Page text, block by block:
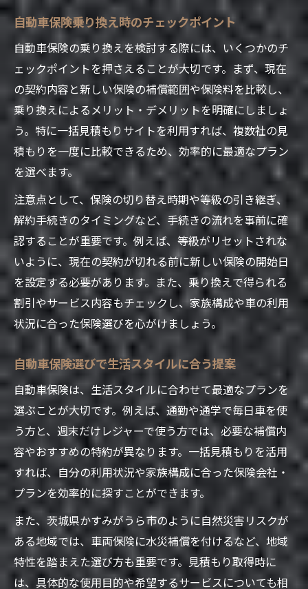
自動車保険の乗り換え割引の見極め方
家族構成に応じた自動車保険割引の活用術
自動車保険選びで見逃せない割引ポイント
ライフスタイル変化に合う自動車保険選びの新
常識
家族構成の変化と自動車保険の見直し方法
車の使用状況に合わせた自動車保険の選び
方
自動車保険でライフイベントに柔軟対応
ライフスタイル別自動車保険の最適化ポイ
ント
自動車保険の見直しで将来のリスクに備え
る
自動車保険乗り換え時のチェックポイント
自動車保険の乗り換えを検討する際には、いくつかのチ
ェックポイントを押さえることが大切です。まず、現在
の契約内容と新しい保険の補償範囲や保険料を比較し、
乗り換えによるメリット・デメリットを明確にしましょ
う。特に一括見積もりサイトを利用すれば、複数社の見
積もりを一度に比較できるため、効率的に最適なプラン
を選べます。
注意点として、保険の切り替え時期や等級の引き継ぎ、
解約手続きのタイミングなど、手続きの流れを事前に確
認することが重要です。例えば、等級がリセットされな
いように、現在の契約が切れる前に新しい保険の開始日
を設定する必要があります。また、乗り換えで得られる
割引やサービス内容もチェックし、家族構成や車の利用
状況に合った保険選びを心がけましょう。
自動車保険選びで生活スタイルに合う提案
自動車保険は、生活スタイルに合わせて最適なプランを
選ぶことが大切です。例えば、通勤や通学で毎日車を使
う方と、週末だけレジャーで使う方では、必要な補償内
容やおすすめの特約が異なります。一括見積もりを活用
すれば、自分の利用状況や家族構成に合った保険会社・
プランを効率的に探すことができます。
また、茨城県かすみがうら市のように自然災害リスクが
ある地域では、車両保険に水災補償を付けるなど、地域
特性を踏まえた選び方も重要です。見積もり取得時に
は、具体的な使用目的や希望するサービスについても相